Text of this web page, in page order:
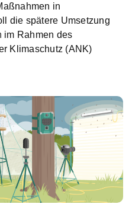
in
die spätere Umsetzung
im Rahmen des
Klimaschutz (ANK)